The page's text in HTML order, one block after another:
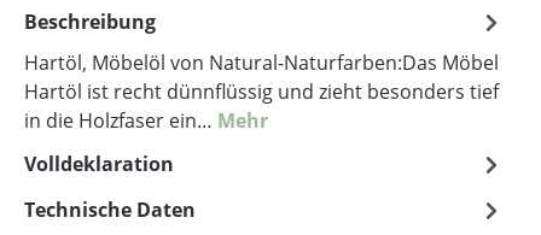
Beschreibung
Hartöl, Möbelöl von Natural-Naturfarben:Das Möbel
Hartöl ist recht dünnflüssig und zieht besonders tief
in die Holzfaser ein… Mehr
Volldeklaration
Technische Daten